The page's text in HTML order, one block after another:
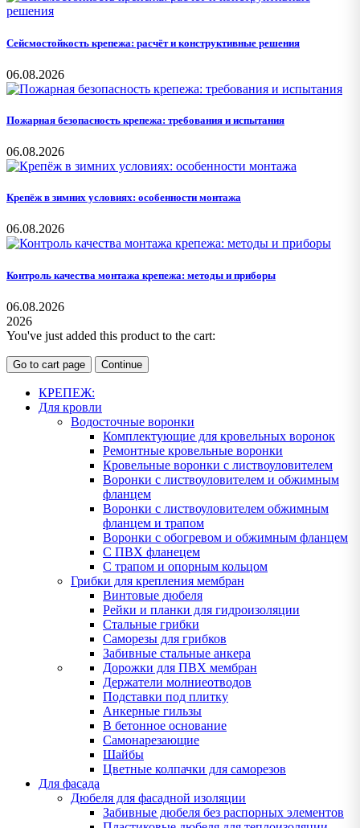
Сейсмостойкость крепежа: расчёт и конструктивные решения
06.08.2026
Пожарная безопасность крепежа: требования и испытания
06.08.2026
Крепёж в зимних условиях: особенности монтажа
06.08.2026
Контроль качества монтажа крепежа: методы и приборы
06.08.2026
2026
You've just added this product to the cart:
Go to cart page Continue
КРЕПЕЖ:
Для кровли
Водосточные воронки
Комплектующие для кровельных воронок
Ремонтные кровельные воронки
Кровельные воронки с листвоуловителем
Воронки с листвоуловителем и обжимным
фланцем
Воронки с листвоуловителем обжимным
фланцем и трапом
Воронки с обогревом и обжимным фланцем
С ПВХ фланецем
С трапом и опорным кольцом
Грибки для крепления мембран
Винтовые дюбеля
Рейки и планки для гидроизоляции
Стальные грибки
Саморезы для грибков
Забивные стальные анкера
Дорожки для ПВХ мембран
Держатели молниеотводов
Подставки под плитку
Анкерные гильзы
В бетонное основание
Самонарезающие
Шайбы
Цветные колпачки для саморезов
Для фасада
Дюбеля для фасадной изоляции
Забивные дюбеля без распорных элементов